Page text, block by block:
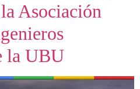
Asociación
la UBU